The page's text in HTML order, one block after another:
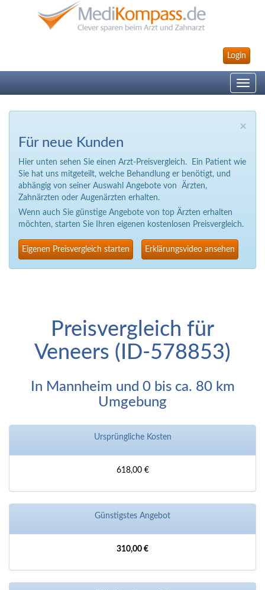
Login
Toggle
×
Für neue Kunden
Hier unten sehen Sie einen Arzt-Preisvergleich. Ein Patient wie
Sie hat uns mitgeteilt, welche Behandlung er benötigt, und
abhängig von seiner Auswahl Angebote von Ärzten,
Zahnärzten oder Augenärzten erhalten.
Wenn auch Sie günstige Angebote von top Ärzten erhalten
möchten, starten Sie Ihren eigenen kostenlosen Preisvergleich.
Eigenen Preisvergleich starten Erklärungsvideo ansehen
Preisvergleich für
Veneers (ID-578853)
In Mannheim und 0 bis ca. 80 km
Umgebung
Ursprüngliche Kosten
618,00 €
Günstigstes Angebot
310,00 €